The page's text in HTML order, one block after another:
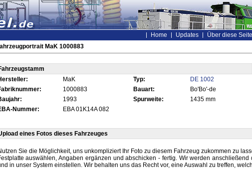
Home Updates Über diese Seite
MaK 1000883
MaK Typ: DE 1002
1000883 Bauart: Bo'Bo'-de
1993 Spurweite: 1435 mm
Nummer:
EBA 01K14A 082
eines Fotos dieses Fahrzeuges
Sie die Möglichkeit, uns unkompliziert Ihr Foto zu diesem Fahrzeug zukommen zu
auswählen, Angaben ergänzen und abschicken - fertig. Wir werden
in unser System einstellen. Wir behalten uns das Recht vor, eine Auswahl zu treffen,